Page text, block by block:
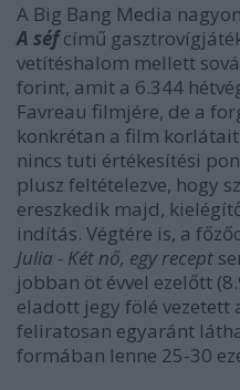
A Big Bang Media
A séfcímű
vetítéshalom mellett
forint, amit a 6.344
Favreau filmjére, de a
konkrétan a film
nincs tuti értékesítési
plusz feltételezve, hogy
ereszkedik majd,
indítás. Végtére is, a
Julia - Két nő, egy recept
jobban öt évvel ezelőtt
eladott jegy fölé vezetett
feliratosan egyaránt
formában lenne 25-30